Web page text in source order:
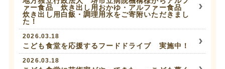
ァー食品 炊き出し用おかゆ・アルファー食品
炊き出し用白飯・調理用水をご寄附いただきまし
た！
2026.03.18
こども食堂を応援するフードドライブ 実施中！
2026.03.18